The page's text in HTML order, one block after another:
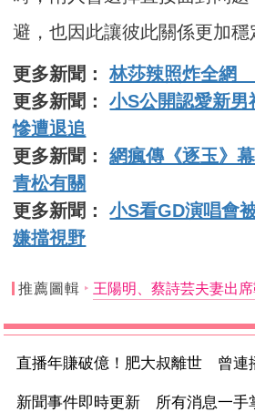
避，也因此讓彼此關係更加穩
更多新聞：林莎辣照炸全網
更多新聞：小S公開認愛新
慘遭退追
更多新聞：網瘋傳《逐玉》
青松有關
更多新聞：小S看GD演唱會
嫌擋視野
推薦圖輯 王陽明、蔡詩芸夫妻出
直播年賺破億！肥大叔離世 曾連
新聞事件即時更新 所有消息一手